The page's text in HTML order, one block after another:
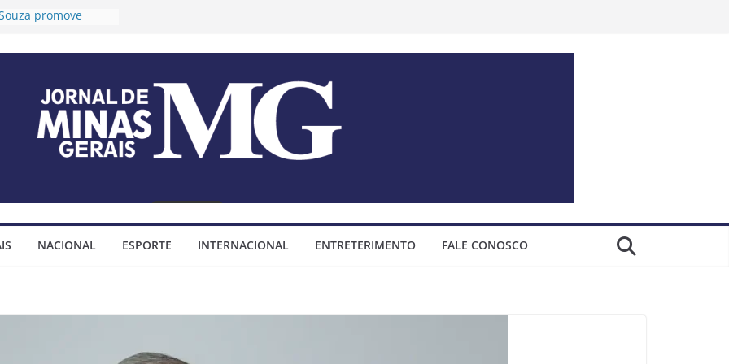
promove
públicas
Plano Diretor e do
Municipal
tese sobre
assina
para construção
NACIONAL ESPORTE INTERNACIONAL ENTRETERIMENTO FALE CONOSCO